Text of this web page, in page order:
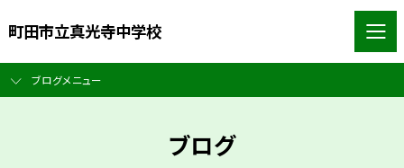
町田市立真光寺中学校
ブログメニュー
ブログ